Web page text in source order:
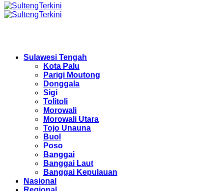
Sulawesi Tengah
Kota Palu
Parigi Moutong
Donggala
Sigi
Tolitoli
Morowali
Morowali Utara
Tojo Unauna
Buol
Poso
Banggai
Banggai Laut
Banggai Kepulauan
Nasional